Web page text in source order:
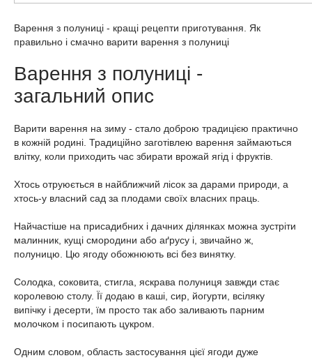
Варення з полуниці - кращі рецепти приготування. Як
правильно і смачно варити варення з полуниці
Варення з полуниці -
загальний опис
Варити варення на зиму - стало доброю традицією практично
в кожній родині. Традиційно заготівлею варення займаються
влітку, коли приходить час збирати врожай ягід і фруктів.
Хтось отруюється в найближчий лісок за дарами природи, а
хтось-у власний сад за плодами своїх власних праць.
Найчастіше на присадибних і дачних ділянках можна зустріти
малинник, кущі смородини або аґрусу і, звичайно ж,
полуницю. Цю ягоду обожнюють всі без винятку.
Солодка, соковита, стигла, яскрава полуниця завжди стає
королевою столу. Її додаю в каші, сир, йогурти, всіляку
випічку і десерти, їм просто так або заливають парним
молочком і посипають цукром.
Одним словом, область застосування цієї ягоди дуже